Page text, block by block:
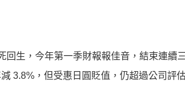
生，今年第一季財報報佳音，結束連續
3.8%，但受惠日圓貶值，仍超過公司評